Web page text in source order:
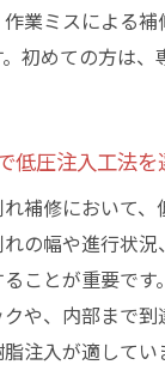
業ミスによる
初めての方は、
低圧注入工法を
補修において
の幅や進行状
ことが重要で
や、内部まで
注入が適してい